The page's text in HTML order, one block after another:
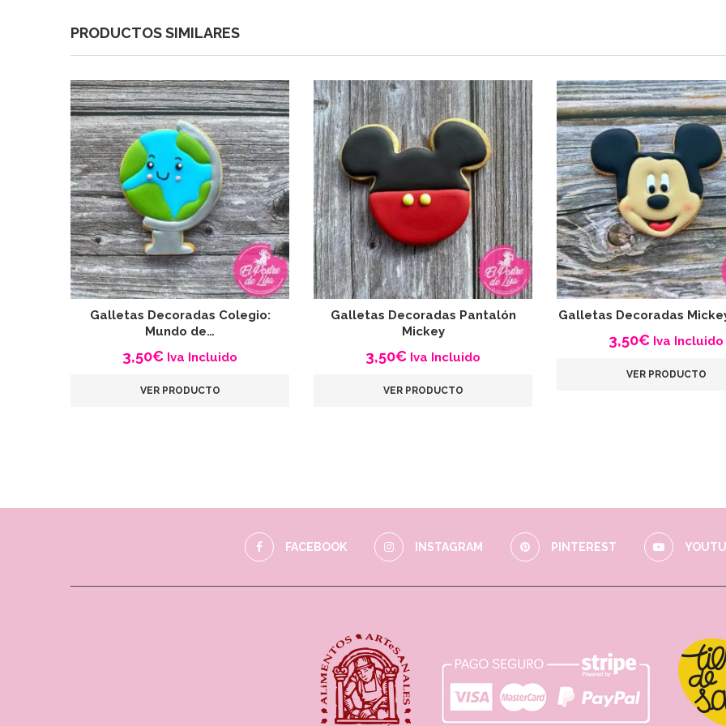
PRODUCTOS SIMILARES
Galletas Decoradas Colegio:
Mundo de…
3,50€ Iva Incluido
VER PRODUCTO
Galletas Decoradas Pantalón
Mickey
3,50€ Iva Incluido
VER PRODUCTO
Galletas Decoradas
3,50€ Iva Incluido
VER PRODUCTO
FACEBOOK INSTAGRAM PINTEREST